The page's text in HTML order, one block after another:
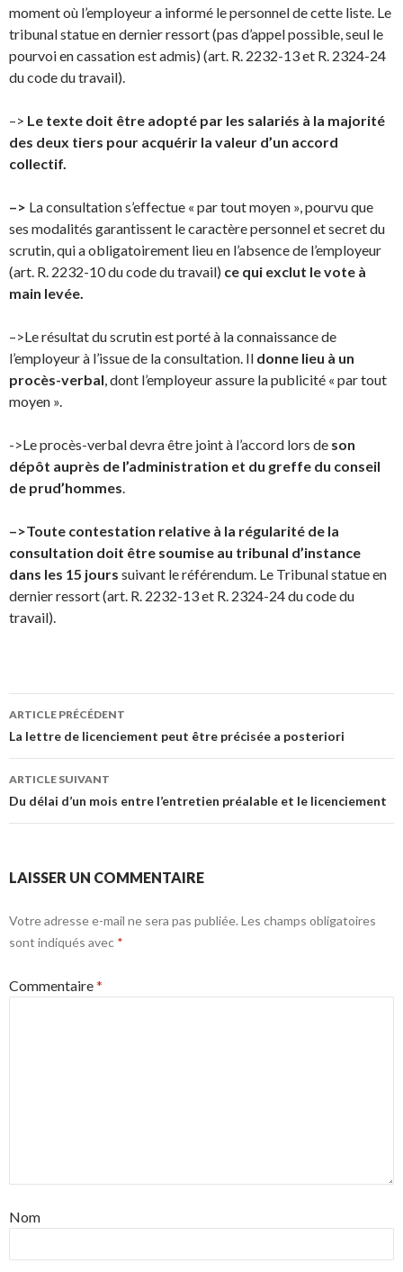
moment où l’employeur a informé le personnel de cette liste. Le
tribunal statue en dernier ressort (pas d’appel possible, seul le
pourvoi en cassation est admis) (art. R. 2232-13 et R. 2324-24
du code du travail).
–> Le texte doit être adopté par les salariés à la majorité
des deux tiers pour acquérir la valeur d’un accord
collectif.
–> La consultation s’effectue « par tout moyen », pourvu que
ses modalités garantissent le caractère personnel et secret du
scrutin, qui a obligatoirement lieu en l’absence de l’employeur
(art. R. 2232-10 du code du travail) ce qui exclut le vote à
main levée.
–>Le résultat du scrutin est porté à la connaissance de
l’employeur à l’issue de la consultation. Il donne lieu à un
procès-verbal, dont l’employeur assure la publicité « par tout
moyen ».
->Le procès-verbal devra être joint à l’accord lors de son
dépôt auprès de l’administration et du greffe du conseil
de prud’hommes.
–>Toute contestation relative à la régularité de la
consultation doit être soumise au tribunal d’instance
dans les 15 jours suivant le référendum. Le Tribunal statue en
dernier ressort (art. R. 2232-13 et R. 2324-24 du code du
travail).
Navigation
des
articles
ARTICLE PRÉCÉDENT
La lettre de licenciement peut être précisée a posteriori
ARTICLE SUIVANT
Du délai d’un mois entre l’entretien préalable et le licenciement
LAISSER UN COMMENTAIRE
Votre adresse e-mail ne sera pas publiée. Les champs obligatoires
sont indiqués avec *
Commentaire*
Nom